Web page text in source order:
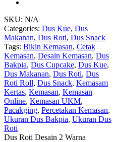
SKU: N/A
Categories: Dus Kue, Dus
Makanan, Dus Roti, Dus Snack
Tags: Bikin Kemasan, Cetak
Kemasan, Desain Kemasan, Dus
Bakpia, Dus Cupcake, Dus Kue,
Dus Makanan, Dus Roti, Dus
Roti Roll, Dus Snack, Kemasam
Kertas, Kemasan, Kemasan
Online, Kemasan UKM,
Pacakging, Percetakan Kemasan,
Ukuran Dus Bakpia, Ukuran Dus
Roti
Dus Roti Desain 2 Warna